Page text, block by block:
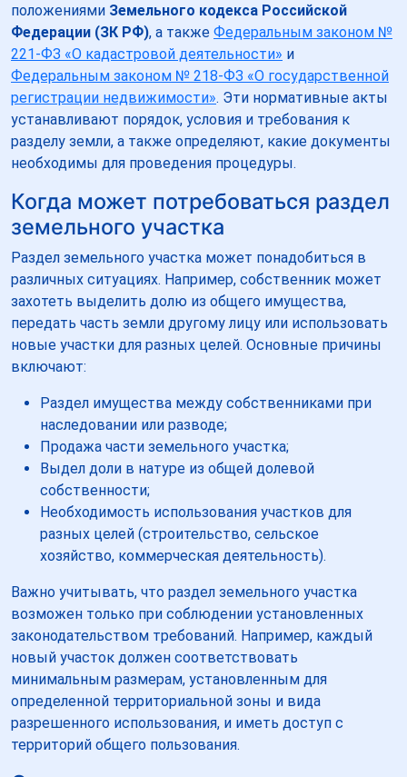
положениями Земельного кодекса Российской
Федерации (ЗК РФ), а также Федеральным законом №
221-ФЗ «О кадастровой деятельности» и
Федеральным законом № 218-ФЗ «О государственной
регистрации недвижимости». Эти нормативные акты
устанавливают порядок, условия и требования к
разделу земли, а также определяют, какие документы
необходимы для проведения процедуры.
Когда может потребоваться раздел
земельного участка
Раздел земельного участка может понадобиться в
различных ситуациях. Например, собственник может
захотеть выделить долю из общего имущества,
передать часть земли другому лицу или использовать
новые участки для разных целей. Основные причины
включают:
Раздел имущества между собственниками при
наследовании или разводе;
Продажа части земельного участка;
Выдел доли в натуре из общей долевой
собственности;
Необходимость использования участков для
разных целей (строительство, сельское
хозяйство, коммерческая деятельность).
Важно учитывать, что раздел земельного участка
возможен только при соблюдении установленных
законодательством требований. Например, каждый
новый участок должен соответствовать
минимальным размерам, установленным для
определенной территориальной зоны и вида
разрешенного использования, и иметь доступ с
территорий общего пользования.